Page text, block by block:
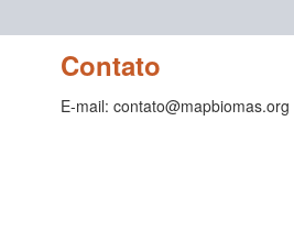
Contato
E-mail: contato@mapbiomas.org